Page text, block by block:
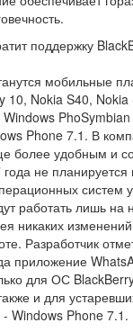
мобильные
10, Nokia S40,
Phone 7.1. В
более удобным и
не планируется
систем
работать лишь
никаких
Разработчик
приложение
для ОС
и для
Windows Phone 7.1.